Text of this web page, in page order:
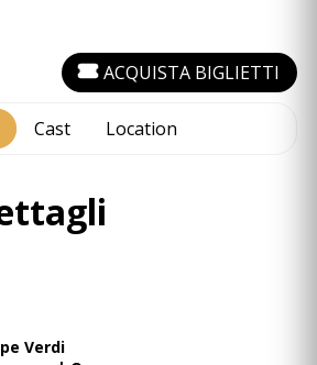
Cast Location
ACQUISTA BIGLIETTI
Verdi